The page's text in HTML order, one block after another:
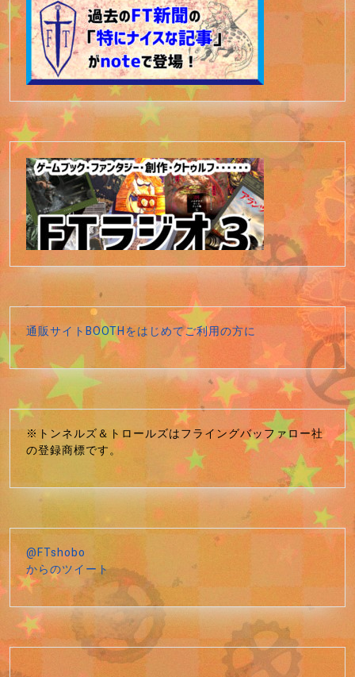
通販サイトBOOTHをはじめてご利用の方に
※トンネルズ＆トロールズはフライングバッファロー社
の登録商標です。
@FTshobo
からのツイート